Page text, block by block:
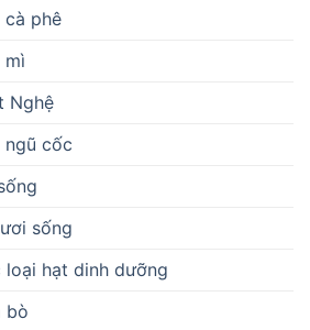
phê
mì
Nghệ
ngũ cốc
sống
loại hạt dinh dưỡng
bò